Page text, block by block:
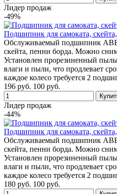
Лидер продаж
-49%
Подшипник для самоката,
Обслуживаемый подшипник
скейта, пенни борда. Можно
Установлен прорезиненный
влаги и пыли, что продлевает
каждое колесо требуется 2
196 руб. 100 руб.
Лидер продаж
-44%
Подшипник для самоката,
Обслуживаемый подшипник
скейта, пенни борда. Можно
Установлен прорезиненный
влаги и пыли, что продлевает
каждое колесо требуется 2
180 руб. 100 руб.